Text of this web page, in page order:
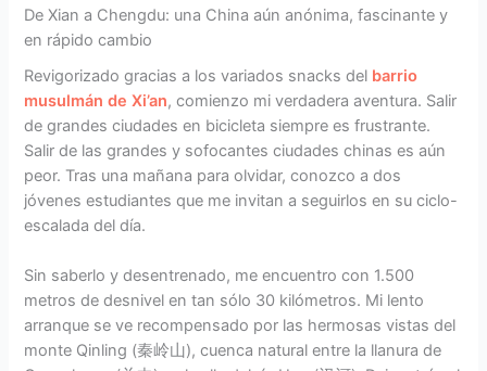
De Xian a Chengdu: una China aún anónima, fascinante y
en rápido cambio
Revigorizado gracias a los variados snacks del barrio
musulmán de Xi’an, comienzo mi verdadera aventura. Salir
de grandes ciudades en bicicleta siempre es frustrante.
Salir de las grandes y sofocantes ciudades chinas es aún
peor. Tras una mañana para olvidar, conozco a dos
jóvenes estudiantes que me invitan a seguirlos en su ciclo-
escalada del día.
Sin saberlo y desentrenado, me encuentro con 1.500
metros de desnivel en tan sólo 30 kilómetros. Mi lento
arranque se ve recompensado por las hermosas vistas del
monte Qinling (秦岭山), cuenca natural entre la llanura de